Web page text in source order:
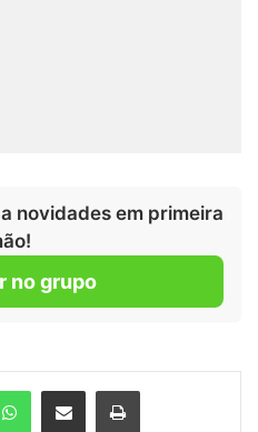
novidades em primeira
no grupo
WhatsApp
Compartilhar via e-mail Imprimir